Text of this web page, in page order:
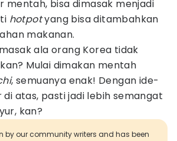
mentah, bisa dimasak menjadi
hotpotyang bisa ditambahkan
makanan.
ala orang Korea tidak
Mulai dimakan mentah
, semuanya enak! Dengan ide-
di atas, pasti jadi lebih semangat
kan?
by our community writers and has been